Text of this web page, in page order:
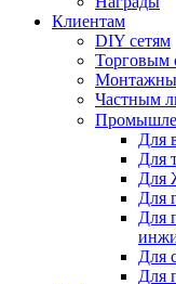
Клиентам
DIY сетям
Торговым
Частным
Для
Для
Для
Для
Для
Для
Для